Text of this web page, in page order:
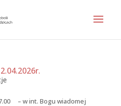
– w int. Bogu wiadomej